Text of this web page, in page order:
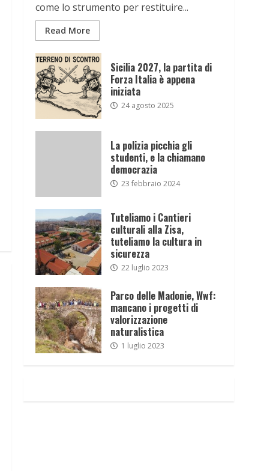
come lo strumento per restituire...
Read More
Sicilia 2027, la partita di
Forza Italia è appena
iniziata
24 agosto 2025
La polizia picchia gli
studenti, e la chiamano
democrazia
23 febbraio 2024
Tuteliamo i Cantieri
culturali alla Zisa,
tuteliamo la cultura in
sicurezza
22 luglio 2023
Parco delle Madonie, Wwf:
mancano i progetti di
valorizzazione
naturalistica
1 luglio 2023